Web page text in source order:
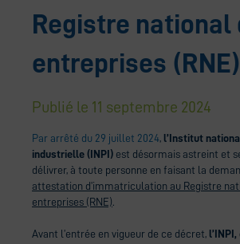
Registre national
entreprises (RNE)
Publié le 11 septembre 2024
Par arrêté du 29 juillet 2024, l’Institut
industrielle (INPI) est désormais astreint et
délivrer, à toute personne en faisant la
attestation d’immatriculation au Registre
entreprises (RNE)
Avant l’entrée en vigueur de ce décret,